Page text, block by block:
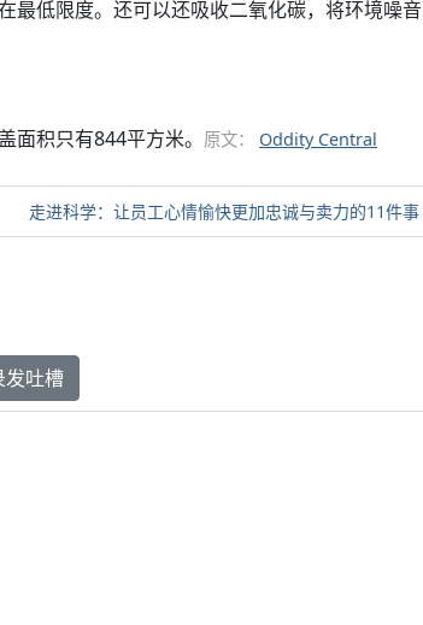
最低限度。还可以还吸收二氧化碳，将环境噪音
面积只有844平方米。 原文： Oddity Central
走进科学：让员工心情愉快更加忠诚与卖力的11件事
发吐槽